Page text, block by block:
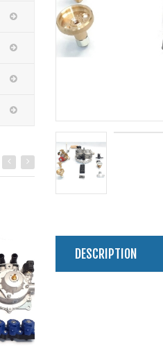
DESCRIPTION